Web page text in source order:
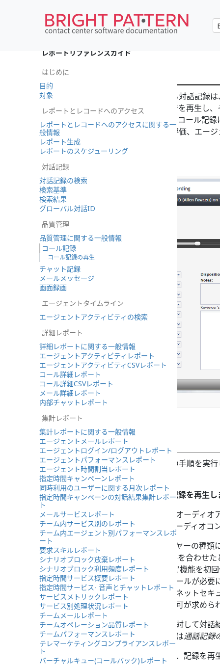
•English
コール記録
コール記録に関連付けられている対話記録
をクリックすると、コールの録音を再生し
が提供したメモを確認できます。コール記
エージェントパフォーマンスの評価、エー
ーにとって便利な機能です。
記録の再生と評価
コール記録の再生
コール記録を再生するには、次の手順を実行
ステップ 1:
をクリックし、記録を再生し
対応する対話記録の横にオーディオ
ページが開き、標準のオーディオコ
使用するメディアプレーヤーの種
の録音エリアにカーソルを合わせ
ラウザで'通話記録の確認'機能を初
（拡張機能）のインストールが必要
リケーションのインターネットセキ
ィアプレーヤーの使用許可が求めら
エージェントがコールに対して対話
トを付けた場合、それらは通話記録
再生ボタンをクリックし、記録を再
レポートリファレンスガイド
はじめに
目的
対象
レポートとレコードへのアクセス
レポートとレコードへのアクセスに関する一
般情報
レポート生成
レポートのスケジューリング
対話記録
対話記録の検索
検索基準
検索結果
グローバル対話ID
品質管理
品質管理に関する一般情報
コール記録
コール記録の再生
チャット記録
メールメッセージ
画面録画
エージェントタイムライン
エージェントアクティビティの検索
詳細レポート
詳細レポートに関する一般情報
エージェントアクティビティレポート
エージェントアクティビティCSVレポート
コール詳細レポート
コール詳細CSVレポート
メール詳細レポート
内部チャットレポート
集計レポート
集計レポートに関する一般情報
エージェントメールレポート
エージェントログイン/ログアウトレポート
エージェントパフォーマンスレポート
エージェント時間割当レポート
指定時間キャンペーンレポート
同時利用のユーザーに関する月次レポート
指定時間キャンペーンの対話結果集計レポー
ト
メールサービスレポート
チーム内サービス別のレポート
チーム内エージェント別パフォーマンスレポ
ート
要求スキルレポート
シナリオブロック放棄レポート
シナリオブロック利用頻度レポート
指定時間サービス概要レポート
指定時間サービス- 音声とチャットレポート
サービスメトリックレポート
サービス別処理状況レポート
チームメールレポート
チームオペレーション品質レポート
チームパフォーマンスレポート
テレマーケティングコンプライアンスレポー
ト
バーチャルキュー(コールバック)レポート